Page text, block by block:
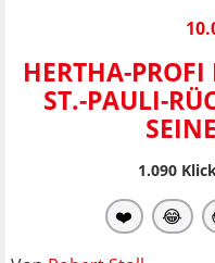
HERTHA-
ST.-PAULI-
1.090
❤️ 😂